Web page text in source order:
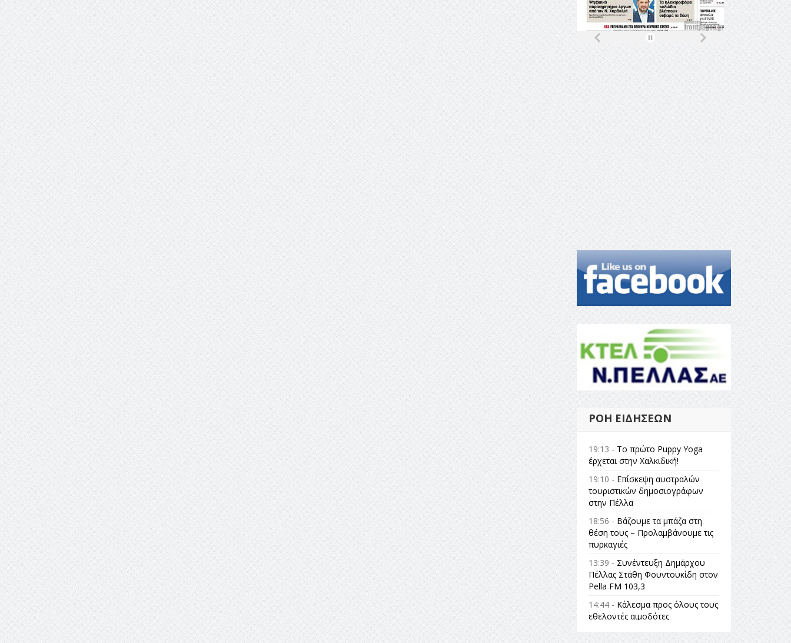
ΡΟΉ ΕΙΔΉΣΕΩΝ
19:13 - Το πρώτο Puppy Yoga
έρχεται στην Χαλκιδική!
19:10 - Επίσκεψη αυστραλών
τουριστικών δημοσιογράφων
στην Πέλλα
18:56 - Βάζουμε τα μπάζα στη
θέση τους – Προλαμβάνουμε τις
πυρκαγιές
13:39 - Συνέντευξη Δημάρχου
Πέλλας Στάθη Φουντουκίδη στον
Pella FM 103,3
14:44 - Κάλεσμα προς όλους τους
εθελοντές αιμοδότες
14:23 -Όλη η Ελλάδα ένας